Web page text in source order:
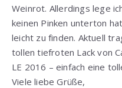
Weinrot. Allerdings lege
keinen Pinken unterton
leicht zu finden. Aktuell
tollen tiefroten Lack von
LE 2016 – einfach eine
Viele liebe Grüße,